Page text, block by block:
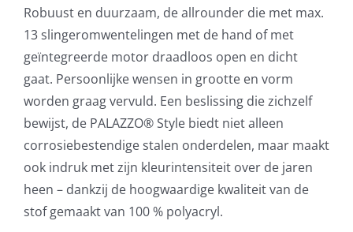
Robuust en duurzaam, de allrounder die met max.
13 slingeromwentelingen met de hand of met
geïntegreerde motor draadloos open en dicht
gaat. Persoonlijke wensen in grootte en vorm
worden graag vervuld. Een beslissing die zichzelf
bewijst, de PALAZZO® Style biedt niet alleen
corrosiebestendige stalen onderdelen, maar maakt
ook indruk met zijn kleurintensiteit over de jaren
heen – dankzij de hoogwaardige kwaliteit van de
stof gemaakt van 100 % polyacryl.